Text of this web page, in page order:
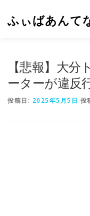
ふぃばあんて
【悲報】大
ーターが違反
投稿日: 2025年5月5日 投